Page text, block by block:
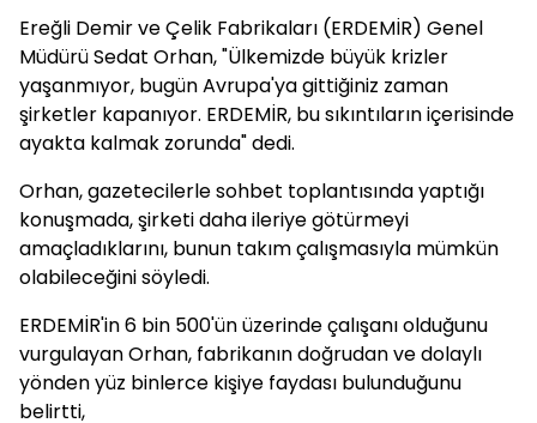
Ereğli Demir ve Çelik Fabrikaları (ERDEMİR) Genel
Müdürü Sedat Orhan, "Ülkemizde büyük krizler
yaşanmıyor, bugün Avrupa'ya gittiğiniz zaman
şirketler kapanıyor. ERDEMİR, bu sıkıntıların içerisinde
ayakta kalmak zorunda" dedi.
Orhan, gazetecilerle sohbet toplantısında yaptığı
konuşmada, şirketi daha ileriye götürmeyi
amaçladıklarını, bunun takım çalışmasıyla mümkün
olabileceğini söyledi.
ERDEMİR'in 6 bin 500'ün üzerinde çalışanı olduğunu
vurgulayan Orhan, fabrikanın doğrudan ve dolaylı
yönden yüz binlerce kişiye faydası bulunduğunu
belirtti,